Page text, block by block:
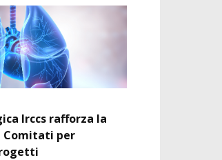
Irccs rafforza la
Comitati per